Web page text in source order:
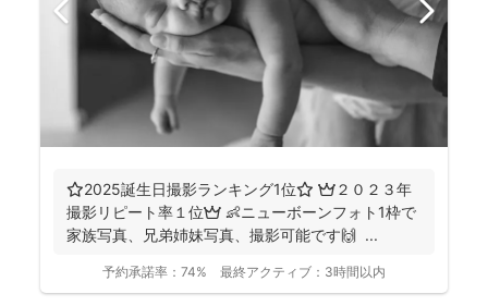
⭐️2025誕生日撮影ランキング1位⭐️ 👑２０２３年
撮影リピート率１位👑 👶ニューボーンフォト1枠で
家族写真、兄弟姉妹写真、撮影可能です🙌 ...
予約承諾率： 74% 最終アクティブ： 3時間以内